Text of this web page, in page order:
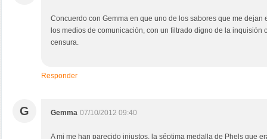
Concuerdo con Gemma en que uno de los sabores que me dejan
los medios de comunicación, con un filtrado digno de la inquisión
censura.
Responder
G Gemma 07/10/2012 09:40
A mi me han parecido injustos, la séptima medalla de Phels que